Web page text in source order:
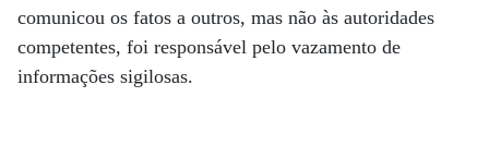
comunicou os fatos a outros, mas não às autoridades
competentes, foi responsável pelo vazamento de
informações sigilosas.